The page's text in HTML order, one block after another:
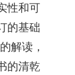
性和可
的基础
解读，
的清乾